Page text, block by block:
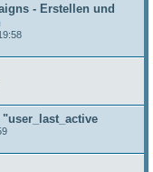
- Erstellen und